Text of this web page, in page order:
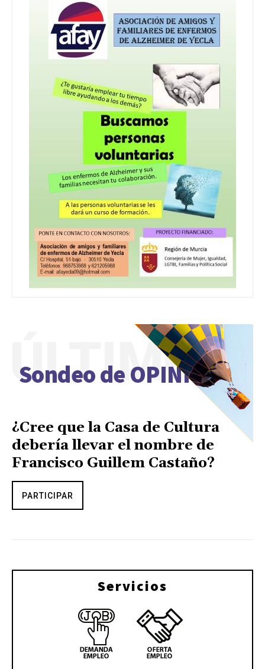
Sondeo de OPINIÓN
ÚLTIMO
¿Cree que la Casa de Cultura
debería llevar el nombre de
Francisco Guillem Castaño?
PARTICIPAR
Servicios